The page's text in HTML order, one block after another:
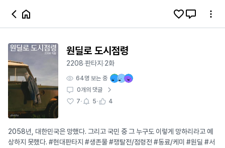
원딜로 도시점령
2208·판타지 ·2화
64명 보는 중
0개의 댓글
7· 5· 4
2058년, 대한민국은 망했다. 그리고 국민 중 그 누구도 이렇게 망하리라고 예
상하지 못했다. #현대판타지 #생존물 #쟁탈전/점령전 #동료/케미 #원딜 #서